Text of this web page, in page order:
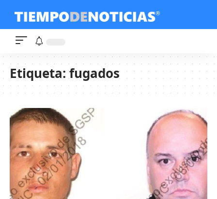
Etiqueta:fugados